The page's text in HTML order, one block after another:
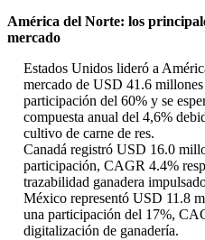
América del Norte: los
mercado
Estados Unidos lideró a
mercado de USD 41.6
participación del 60% y se
compuesta anual del 4,6%
cultivo de carne de res.
Canadá registró USD 16.0
participación, CAGR 4.4%
trazabilidad ganadera
México representó USD 11.8
una participación del 17%,
digitalización de ganadería.